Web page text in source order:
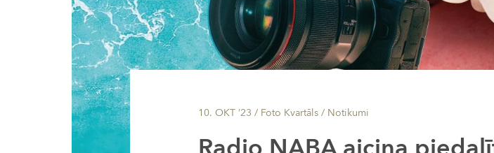
10. OKT ’23 / Foto Kvartāls / Notikumi